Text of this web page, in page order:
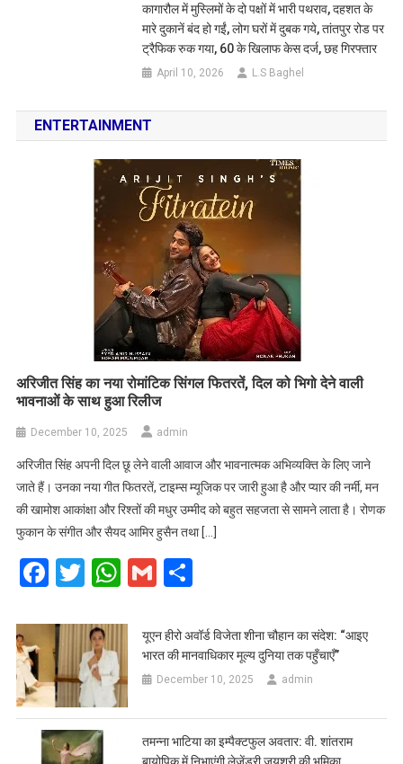
कागारौल में मुस्लिमों के दो पक्षों में भारी पथराव, दहशत के
मारे दुकानें बंद हो गईं, लोग घरों में दुबक गये, तांतपुर रोड पर
ट्रैफिक रुक गया, 60 के खिलाफ केस दर्ज, छह गिरफ्तार
April 10, 2026 L.S Baghel
ENTERTAINMENT
अरिजीत सिंह का नया रोमांटिक सिंगल फितरतें, दिल को भिगो देने वाली
भावनाओं के साथ हुआ रिलीज
December 10, 2025 admin
अरिजीत सिंह अपनी दिल छू लेने वाली आवाज और भावनात्मक अभिव्यक्ति के लिए जाने
जाते हैं। उनका नया गीत फितरतें, टाइम्स म्यूजिक पर जारी हुआ है और प्यार की नर्मी, मन
की खामोश आकांक्षा और रिश्तों की मधुर उम्मीद को बहुत सहजता से सामने लाता है। रोणक
फुकान के संगीत और सैयद आमिर हुसैन तथा […]
Facebook
Twitter
WhatsApp
GmailShare
यूएन हीरो अवॉर्ड विजेता शीना चौहान का संदेश: “आइए
भारत की मानवाधिकार मूल्य दुनिया तक पहुँचाएँ”
December 10, 2025 admin
तमन्ना भाटिया का इम्पैक्टफुल अवतार: वी. शांतराम
बायोपिक में निभाएंगी लेजेंड्री जयश्री की भूमिका